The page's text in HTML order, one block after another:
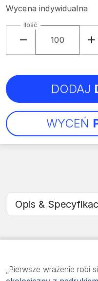
„Pierwsze wrażenie robi
Wybierz sekcję
Wycena indywidualna
Ilość
WYCEŃ
DODAJ